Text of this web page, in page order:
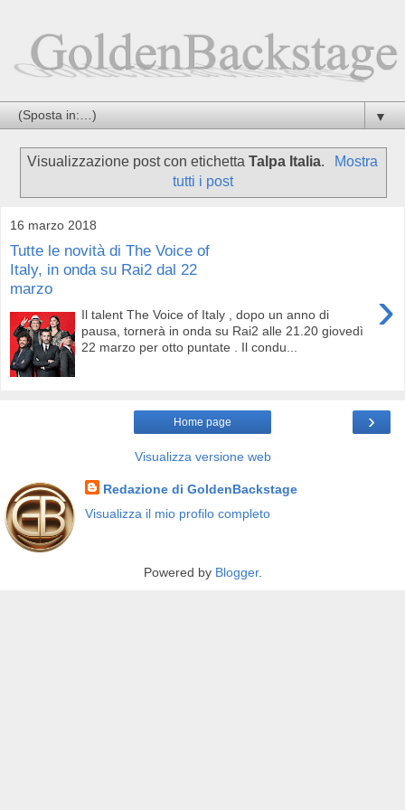
▼
Visualizzazione post con etichettaTalpa Italia.
Mostra
tutti i post
16 marzo 2018
Tutte le novità di The Voice of
Italy, in onda su Rai2 dal 22
marzo
›
Il talent The Voice of Italy , dopo un anno di
pausa, tornerà in onda su Rai2 alle 21.20 giovedì
22 marzo per otto puntate . Il condu...
›
Home page
Visualizza versione web
Redazione di GoldenBackstage
Visualizza il mio profilo completo
Powered by Blogger.